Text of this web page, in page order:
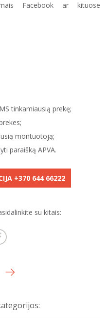
Facebook ar kituose
tinkamiausią prekę;
montuotoją;
paraišką APVA.
+370 644 66222
su kitais: